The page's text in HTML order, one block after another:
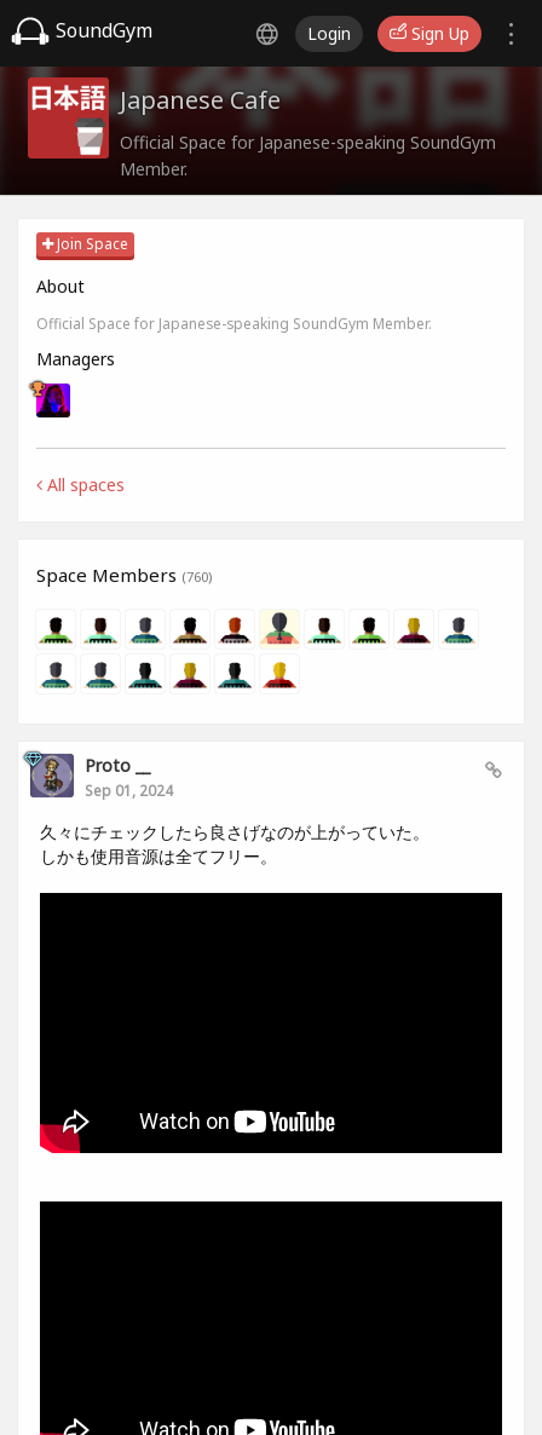
SoundGym Login Sign Up
Japanese Cafe
Official Space for Japanese-speaking SoundGym
Member.
Join Space
About
Official Space for Japanese-speaking SoundGym Member.
Managers
All spaces
Space Members (760)
Proto __
Sep 01, 2024
久々にチェックしたら良さげなのが上がっていた。
しかも使用音源は全てフリー。